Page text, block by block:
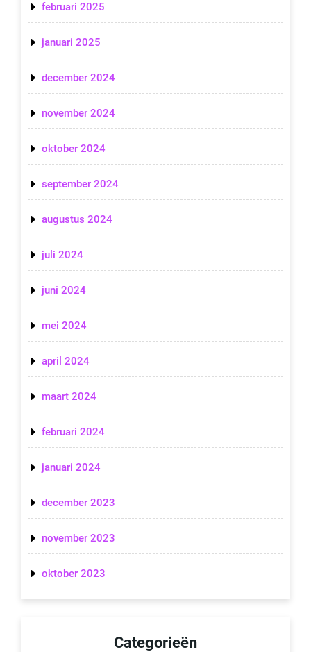
februari 2025
januari 2025
december 2024
november 2024
oktober 2024
september 2024
augustus 2024
juli 2024
juni 2024
mei 2024
april 2024
maart 2024
februari 2024
januari 2024
december 2023
november 2023
oktober 2023
Categorieën